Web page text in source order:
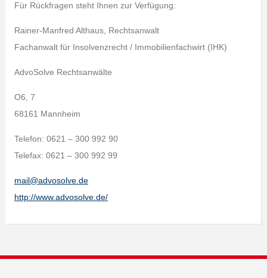
Für Rückfragen steht Ihnen zur Verfügung:
Rainer-Manfred Althaus, Rechtsanwalt
Fachanwalt für Insolvenzrecht / Immobilienfachwirt (IHK)
AdvoSolve Rechtsanwälte
O6, 7
68161 Mannheim
Telefon: 0621 – 300 992 90
Telefax: 0621 – 300 992 99
mail@advosolve.de
http://www.advosolve.de/